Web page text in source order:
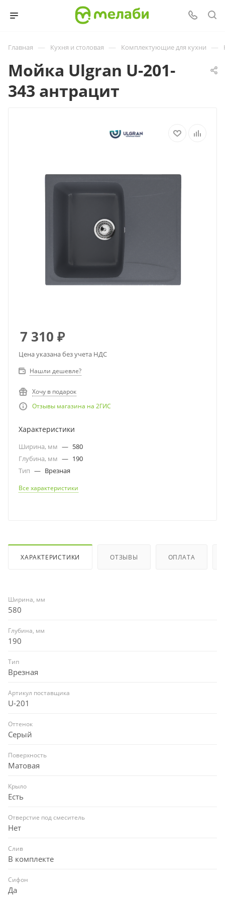
Главная — Кухня и столовая — Комплектующие для кухни —
Мойка Ulgran U-201-
343 антрацит
7 310 ₽
Цена указана без учета НДС
Нашли дешевле?
Хочу в подарок
Отзывы магазина на 2ГИС
Характеристики
Ширина, мм — 580
Глубина, мм — 190
Тип — Врезная
Все характеристики
ХАРАКТЕРИСТИКИ ОТЗЫВЫ ОПЛАТА
Ширина, мм
580
Глубина, мм
190
Тип
Врезная
Артикул поставщика
U-201
Оттенок
Серый
Поверхность
Матовая
Крыло
Есть
Отверстие под смеситель
Нет
Слив
В комплекте
Сифон
Да